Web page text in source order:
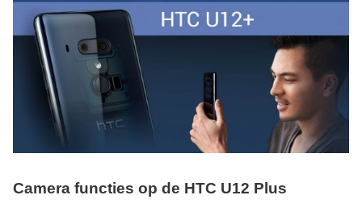
Camera functies op de HTC U12 Plus